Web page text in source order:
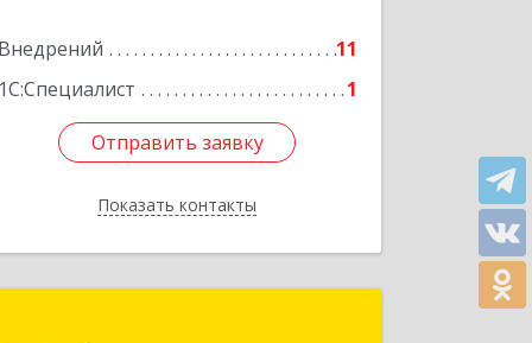
Внедрений
11
1С:Специалист
1
Отправить заявку
Показать контакты
Отправить заявку
Назад